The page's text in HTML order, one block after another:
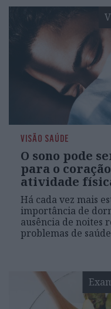
VISÃO SAÚDE
O sono pode
para o
atividade
Há cada vez mais
importância de
ausência de noites
problemas de